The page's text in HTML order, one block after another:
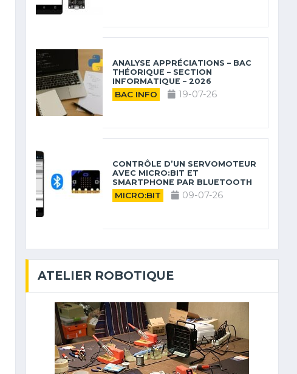
ANALYSE APPRÉCIATIONS – BAC
THÉORIQUE – SECTION
INFORMATIQUE – 2026
BAC INFO 19-07-26
CONTRÔLE D’UN SERVOMOTEUR
AVEC MICRO:BIT ET
SMARTPHONE PAR BLUETOOTH
MICRO:BIT 09-07-26
ATELIER ROBOTIQUE